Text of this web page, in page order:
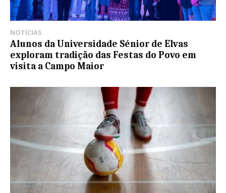
NOTÍCIAS
Alunos da Universidade Sénior de Elvas
exploram tradição das Festas do Povo em
visita a Campo Maior